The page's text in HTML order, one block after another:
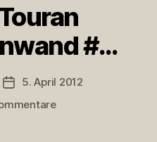
#…
Veröffentlichungsdatum
5. April 2012
zu